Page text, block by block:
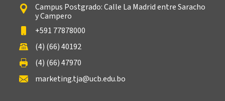
Campus Postgrado: Calle La Madrid entre Saracho
y Campero
+591 77878000
(4) (66) 40192
(4) (66) 47970
marketing.tja@ucb.edu.bo